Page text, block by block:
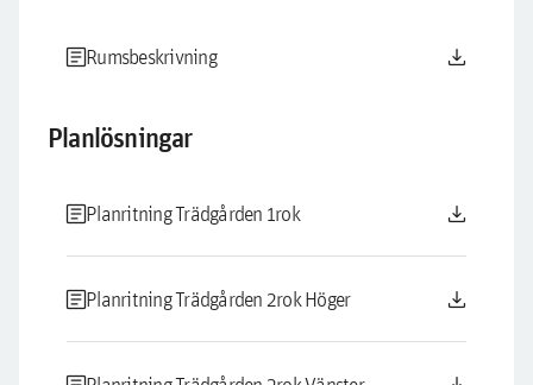
articleRumsbeskrivning download
Planlösningar
articlePlanritning Trädgården 1rok download
articlePlanritning Trädgården 2rok Höger download